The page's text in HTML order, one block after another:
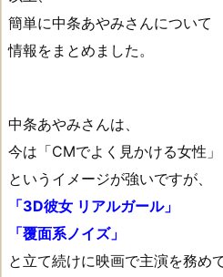
簡単に中条あやみさんについて
情報をまとめました。
中条あやみさんは、
今は「CMでよく見かける女性」
というイメージが強いですが、
「3D彼女 リアルガール」
「覆面系ノイズ」
と立て続けに映画で主演を務め